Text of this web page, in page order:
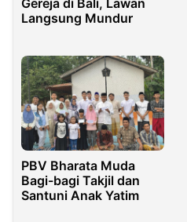
Langsung Mundur
PBV Bharata Muda
Bagi-bagi Takjil dan
Santuni Anak Yatim